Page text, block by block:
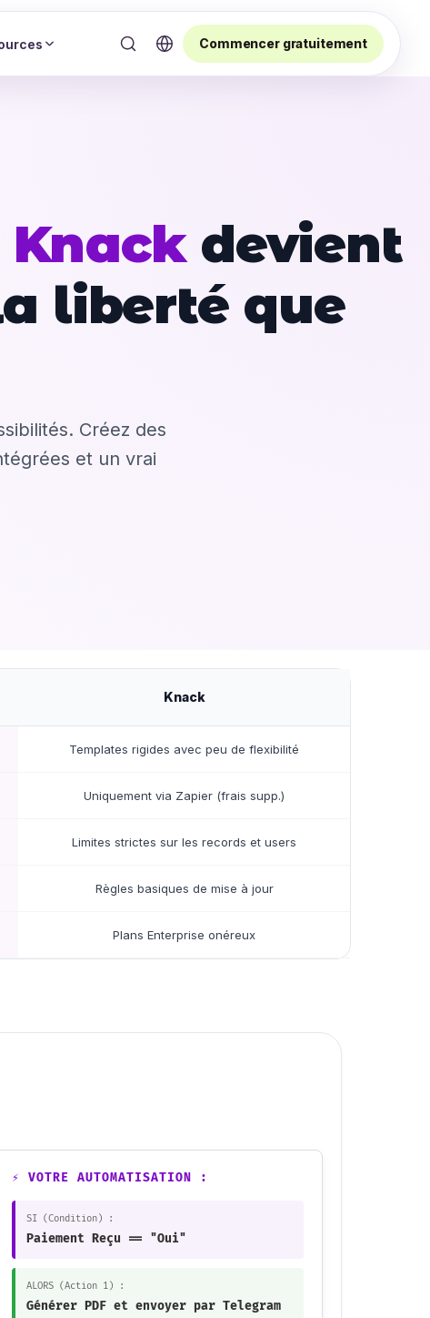
Commencer gratuitement
Knackdevient
liberté que
Créez des
et un vrai
Knack
Templates rigides avec peu de flexibilité
Uniquement via Zapier (frais supp.)
Limites strictes sur les records et users
Règles basiques de mise à jour
Plans Enterprise onéreux
⚡ VOTRE AUTOMATISATION :
SI (Condition) :
Paiement Reçu == "Oui"
ALORS (Action 1) :
Générer PDF et envoyer par Telegram